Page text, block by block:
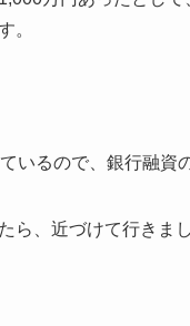
。
いるので、銀行融資
ら、近づけて行きま